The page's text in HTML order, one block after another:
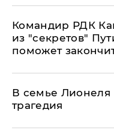
Командир РДК
из "секретов"
поможет
В семье
трагедия